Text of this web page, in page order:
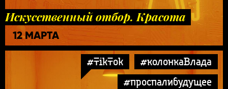
Искусственный отбор. Красота
12 МАРТА
#TikTok
#колонкаВлада
#проспалибудущее